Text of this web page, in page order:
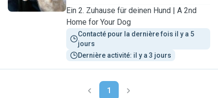
Ein 2. Zuhause für deinen Hund | A 2nd
Home for Your Dog
Contacté pour la dernière fois il y a 5
jours
Dernière activité: il y a 3 jours
1